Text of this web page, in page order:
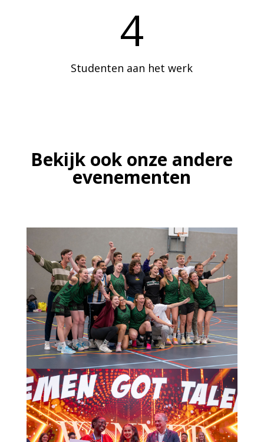
4
Studenten aan het werk
Bekijk ook onze andere
evenementen